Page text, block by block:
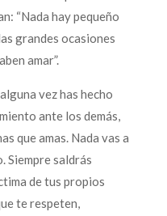
“Nada hay pequeño
grandes ocasiones
amar”.
vez has hecho
ante los demás,
que amas. Nada vas a
Siempre saldrás
de tus propios
te respeten,